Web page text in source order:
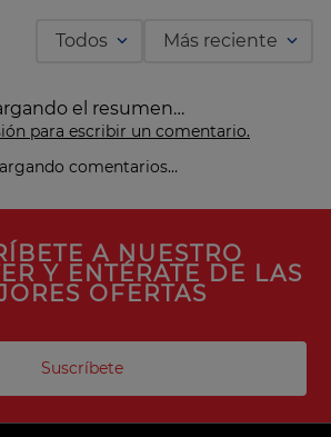
el resumen…
para escribir un comentario.
Más reciente
Todos
comentarios…
A NUESTRO
Y ENTÉRATE DE LAS
OFERTAS
Suscríbete